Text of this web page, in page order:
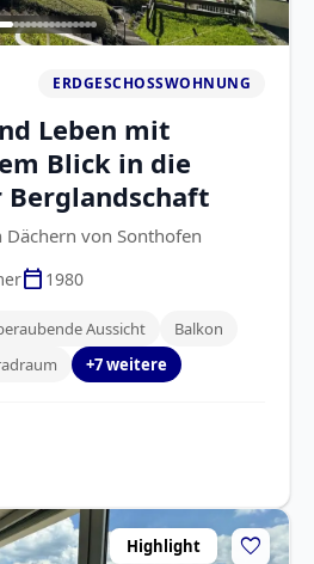
ERDGESCHOSSWOHNUNG
Leben mit
Blick in die
von Sonthofen
calendar_today 1980
Aussicht
Balkon
+7 weitere
favorite
Highlight